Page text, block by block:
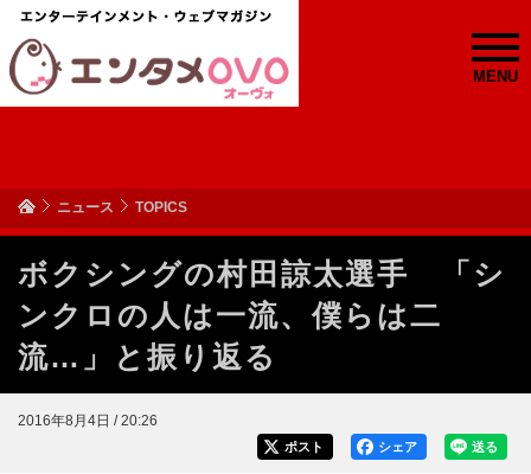
MENU
ニュース TOPICS
ボクシングの村田諒太選手 「シ
ンクロの人は一流、僕らは二
流…」と振り返る
2016年8月4日 / 20:26
送る
シェア
ポスト